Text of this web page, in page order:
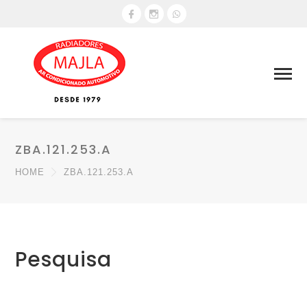
ZBA.121.253.A
HOME ZBA.121.253.A
Pesquisa